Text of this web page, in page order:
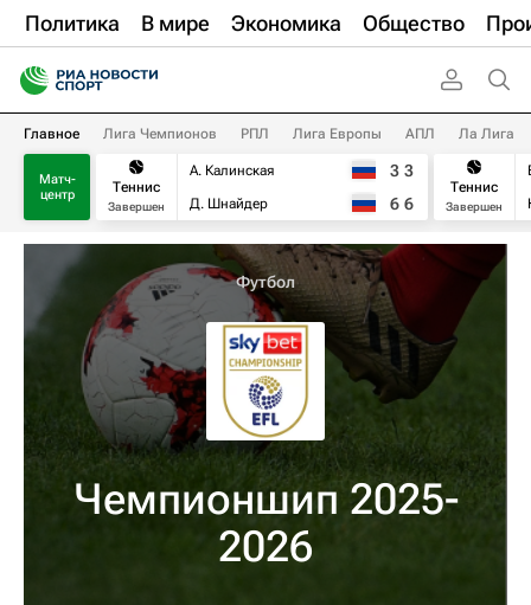
Политика В мире Экономика Общество
Главное Лига Чемпионов РПЛ Лига Европы АПЛ Ла Лига
Матч-
центр
Теннис
Завершен
А. Калинская
Д. Шнайдер
3 3
6 6
Теннис
Завершен
Футбол
Чемпионшип 2025-
2026